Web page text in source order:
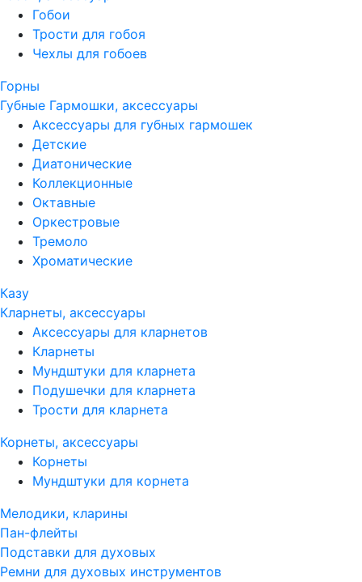
Гобои
Трости для гобоя
Чехлы для гобоев
Горны
Губные Гармошки, аксессуары
Аксессуары для губных гармошек
Детские
Диатонические
Коллекционные
Октавные
Оркестровые
Тремоло
Хроматические
Казу
Кларнеты, аксессуары
Аксессуары для кларнетов
Кларнеты
Мундштуки для кларнета
Подушечки для кларнета
Трости для кларнета
Корнеты, аксессуары
Корнеты
Мундштуки для корнета
Мелодики, кларины
Пан-флейты
Подставки для духовых
Ремни для духовых инструментов